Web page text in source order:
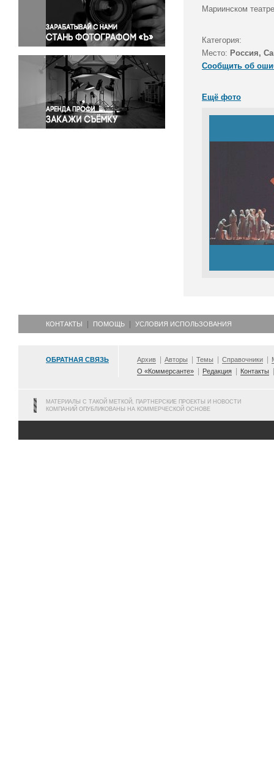
Правосудие
Происшествия и конфликты
Религия
Светская жизнь
Спорт
Экология
Экономика и бизнес
Мариинском
Категория:
Место: Россия,
Сообщить об
Ещё фото
КОНТАКТЫ ПОМОЩЬ УСЛОВИЯ ИСПОЛЬЗОВАНИЯ
ОБРАТНАЯ СВЯЗЬ Архив Авторы Темы Справочники
О «Коммерсанте»
Редакция Контакты
МАТЕРИАЛЫ С ТАКОЙ МЕТКОЙ, ПАРТНЕРСКИЕ ПРОЕКТЫ И НОВОСТИ
КОМПАНИЙ ОПУБЛИКОВАНЫ НА КОММЕРЧЕСКОЙ ОСНОВЕ